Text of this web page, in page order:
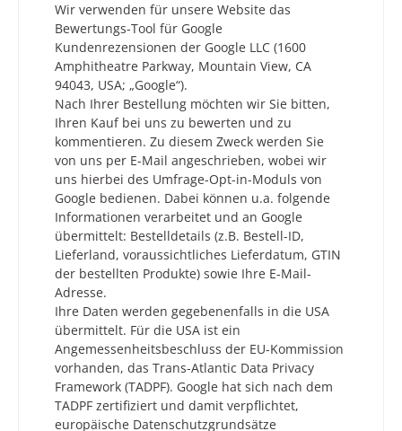
Wir verwenden für unsere Website das
Bewertungs-Tool für Google
Kundenrezensionen der Google LLC (1600
Amphitheatre Parkway, Mountain View, CA
94043, USA; „Google“).
Nach Ihrer Bestellung möchten wir Sie bitten,
Ihren Kauf bei uns zu bewerten und zu
kommentieren. Zu diesem Zweck werden Sie
von uns per E-Mail angeschrieben, wobei wir
uns hierbei des Umfrage-Opt-in-Moduls von
Google bedienen. Dabei können u.a. folgende
Informationen verarbeitet und an Google
übermittelt: Bestelldetails (z.B. Bestell-ID,
Lieferland, voraussichtliches Lieferdatum, GTIN
der bestellten Produkte) sowie Ihre E-Mail-
Adresse.
Ihre Daten werden gegebenenfalls in die USA
übermittelt. Für die USA ist ein
Angemessenheitsbeschluss der EU-Kommission
vorhanden, das Trans-Atlantic Data Privacy
Framework (TADPF). Google hat sich nach dem
TADPF zertifiziert und damit verpflichtet,
europäische Datenschutzgrundsätze